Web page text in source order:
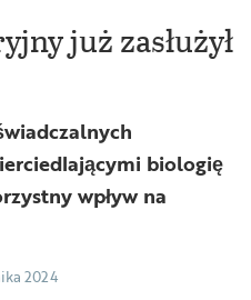
już zasłużył
biologię
wpływ na
2024